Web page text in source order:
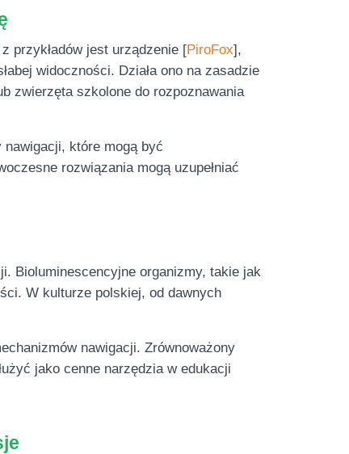
przykładów jest urządzenie [PiroFox],
widoczności. Działa ono na zasadzie
zwierzęta szkolone do rozpoznawania
które mogą być
rozwiązania mogą uzupełniać
Bioluminescencyjne organizmy, takie jak
W kulturze polskiej, od dawnych
nawigacji. Zrównoważony
jako cenne narzędzia w edukacji